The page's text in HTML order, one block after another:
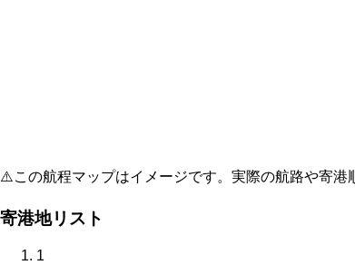
⚠️この航程マップはイメージです。実際の航路や寄港
寄港地リスト
1